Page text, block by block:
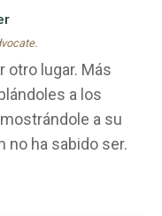
otro lugar. Más
a los
a su
no ha sabido ser.